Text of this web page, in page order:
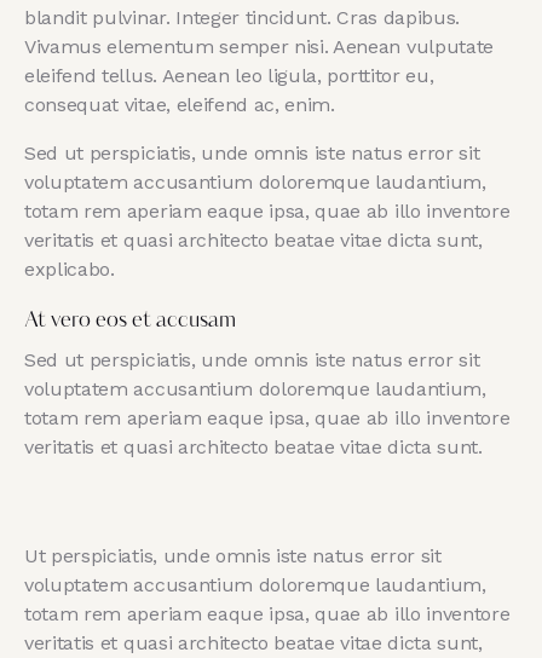
blandit pulvinar. Integer tincidunt. Cras dapibus.
Vivamus elementum semper nisi. Aenean vulputate
eleifend tellus. Aenean leo ligula, porttitor eu,
consequat vitae, eleifend ac, enim.
Sed ut perspiciatis, unde omnis iste natus error sit
voluptatem accusantium doloremque laudantium,
totam rem aperiam eaque ipsa, quae ab illo inventore
veritatis et quasi architecto beatae vitae dicta sunt,
explicabo.
At vero eos et accusam
Sed ut perspiciatis, unde omnis iste natus error sit
voluptatem accusantium doloremque laudantium,
totam rem aperiam eaque ipsa, quae ab illo inventore
veritatis et quasi architecto beatae vitae dicta sunt.
Ut perspiciatis, unde omnis iste natus error sit
voluptatem accusantium doloremque laudantium,
totam rem aperiam eaque ipsa, quae ab illo inventore
veritatis et quasi architecto beatae vitae dicta sunt,